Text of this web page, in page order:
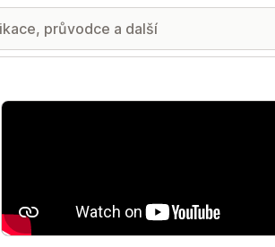
Galerie propagovaných obrázků